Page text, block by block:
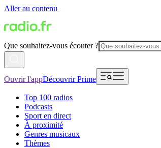
Aller au contenu
Que souhaitez-vous écouter ?
Ouvrir l'appDécouvrir Prime
Top 100 radios
Podcasts
Sport en direct
À proximité
Genres musicaux
Thèmes